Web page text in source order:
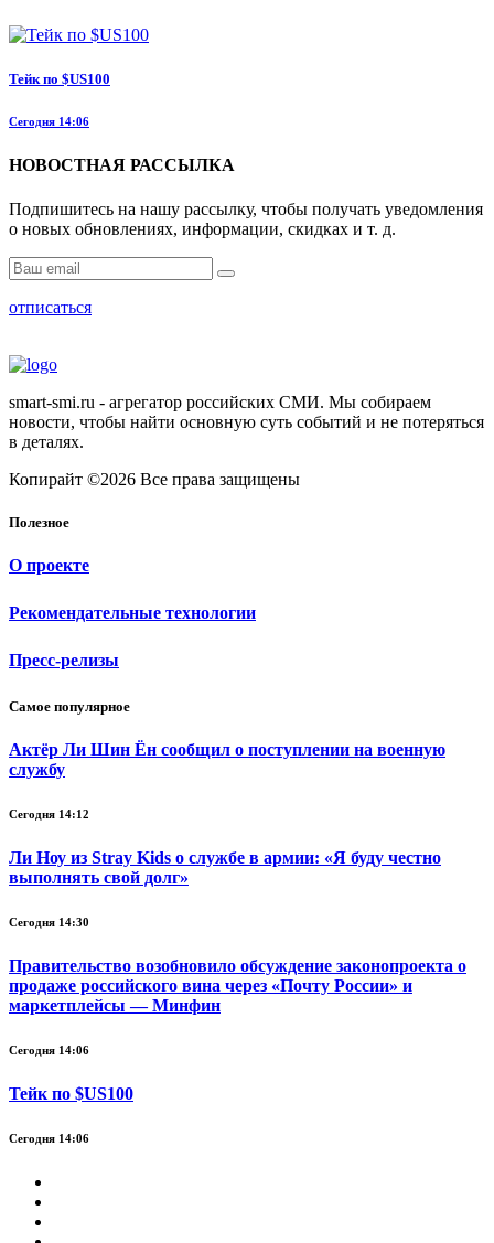
Тейк по $US100
Сегодня 14:06
НОВОСТНАЯ РАССЫЛКА
Подпишитесь на нашу рассылку, чтобы получать уведомления
о новых обновлениях, информации, скидках и т. д.
отписаться
smart-smi.ru - агрегатор российских СМИ. Мы собираем
новости, чтобы найти основную суть событий и не потеряться
в деталях.
Копирайт ©2026 Все права защищены
Полезное
О проекте
Рекомендательные технологии
Пресс-релизы
Самое популярное
Актёр Ли Шин Ён сообщил о поступлении на военную
службу
Сегодня 14:12
Ли Ноу из Stray Kids о службе в армии: «Я буду честно
выполнять свой долг»
Сегодня 14:30
Правительство возобновило обсуждение законопроекта о
продаже российского вина через «Почту России» и
маркетплейсы — Минфин
Сегодня 14:06
Тейк по $US100
Сегодня 14:06